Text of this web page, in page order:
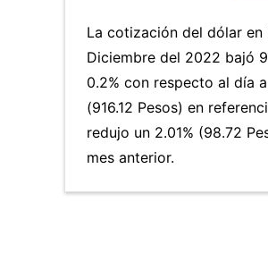
La cotización del dólar
Diciembre del 2022 bajó
0.2% con respecto al día
(916.12 Pesos) en
redujo un 2.01% (98.72
mes anterior.